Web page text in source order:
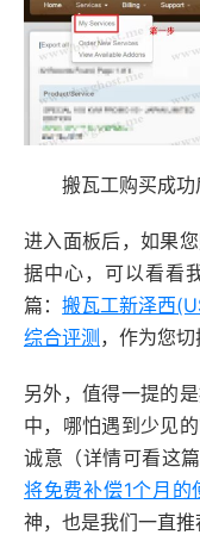
搬瓦工购买成
进入面板后，如果
据中心，可以看看
篇：搬瓦工新泽西
综合评测，作为您切
另外，值得一提的
中，哪怕遇到少见
诚意（详情可看这篇
将免费补偿1个月的
神，也是我们一直推